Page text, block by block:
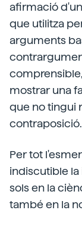
afirmació
que utilitza
arguments
mostrar una
que no tingui
contraposició.
Per tot
indiscutible
sols en la
també en la